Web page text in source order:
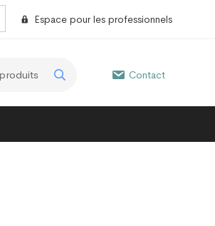
Espace pour les professionnels
Contact